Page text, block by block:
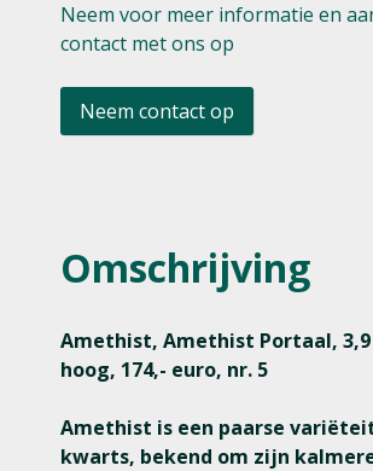
Neem voor meer informatie en
contact met ons op
Neem contact op
Omschrijving
Amethist, Amethist Portaal, 3,9
hoog, 174,- euro, nr. 5
Amethist is een paarse
kwarts, bekend om zijn